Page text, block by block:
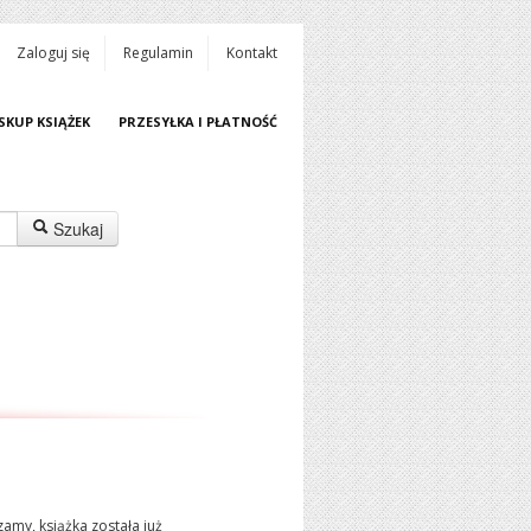
Zaloguj się Regulamin Kontakt
KSIĄŻEK PRZESYŁKA I PŁATNOŚĆ
Szukaj
książka została już